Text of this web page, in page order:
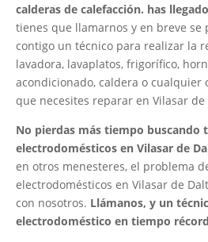
calderas de calefacción. has
tienes que llamarnos y en breve se
contigo un técnico para realizar la
lavadora, lavaplatos, frigorífico,
acondicionado, caldera o cualquier
que necesites reparar en Vilasar de
No pierdas más tiempo buscando
electrodomésticos en Vilasar de
en otros menesteres, el problema
electrodomésticos en Vilasar de
con nosotros. Llámanos, y un
electrodoméstico en tiempo